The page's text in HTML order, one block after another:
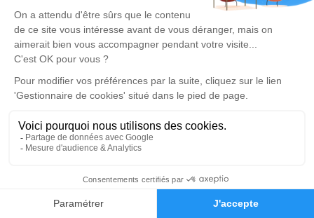
Faire-part Hommages
laisser vos condoléances, partager des photos
souvenirs, une anecdote ou exprimer vos pensées
à travers des poèmes ou des textes. Cet endroit
est un lieu d'expression dédié à honorer la
mémoire de Franck POLLIDORO.
Une table avec registre de condoléances sont à
votre disposition à la chambre funéraire La
Salanque, 2 rue Gustave Eiffel à Saint-Laurent-de-
la-Salanque.
Un dernier hommage pourra lui être rendu à cette
même adresse, à partir du dimanche 14 décembre